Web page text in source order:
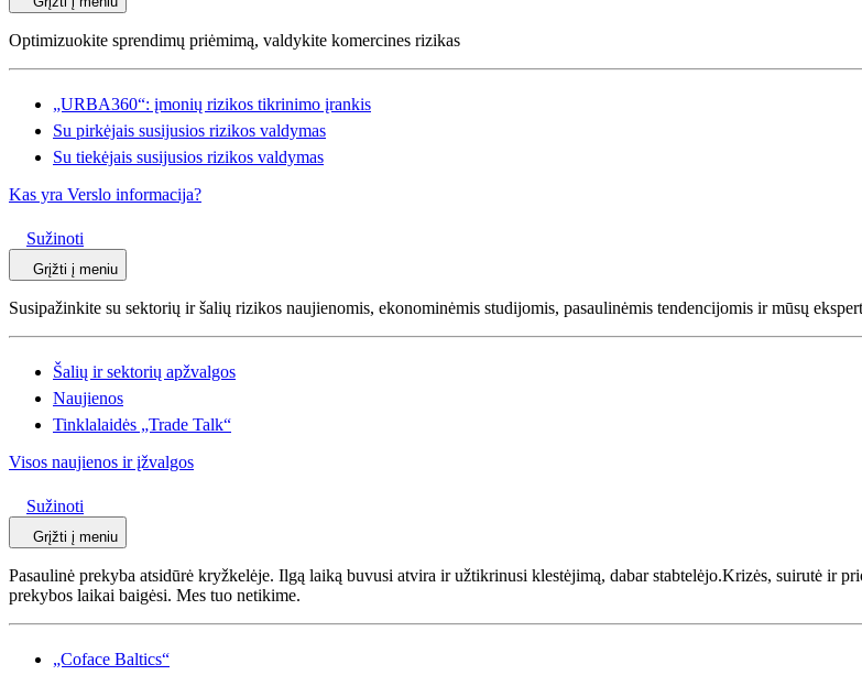
Optimizuokite sprendimų priėmimą, valdykite komercines rizikas
„URBA360“: įmonių rizikos tikrinimo įrankis
Su pirkėjais susijusios rizikos valdymas
Su tiekėjais susijusios rizikos valdymas
Kas yra Verslo informacija?
Sužinoti
Grįžti į meniu
Susipažinkite su sektorių ir šalių rizikos naujienomis, ekonominėmis studijomis, pasaulinėmis tendencijomis ir mūsų
Šalių ir sektorių apžvalgos
Naujienos
Tinklalaidės „Trade Talk“
Visos naujienos ir įžvalgos
Sužinoti
Grįžti į meniu
Pasaulinė prekyba atsidūrė kryžkelėje. Ilgą laiką buvusi atvira ir užtikrinusi klestėjimą, dabar stabtelėjo.Krizės, suirutė ir
prekybos laikai baigėsi. Mes tuo netikime.
„Coface Baltics“